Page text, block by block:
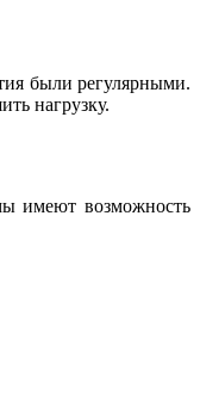
были регулярными.
нагрузку.
имеют возможность